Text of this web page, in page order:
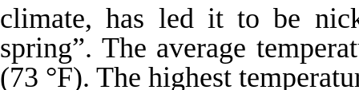
climate, has led it to be
spring”. The average
(73 °F). The highest